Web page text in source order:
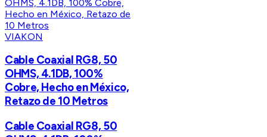
VIAKON
Cable Coaxial RG8, 50
OHMS, 4.1DB, 100%
Cobre, Hecho en México,
Retazo de 10 Metros
Cable Coaxial RG8, 50